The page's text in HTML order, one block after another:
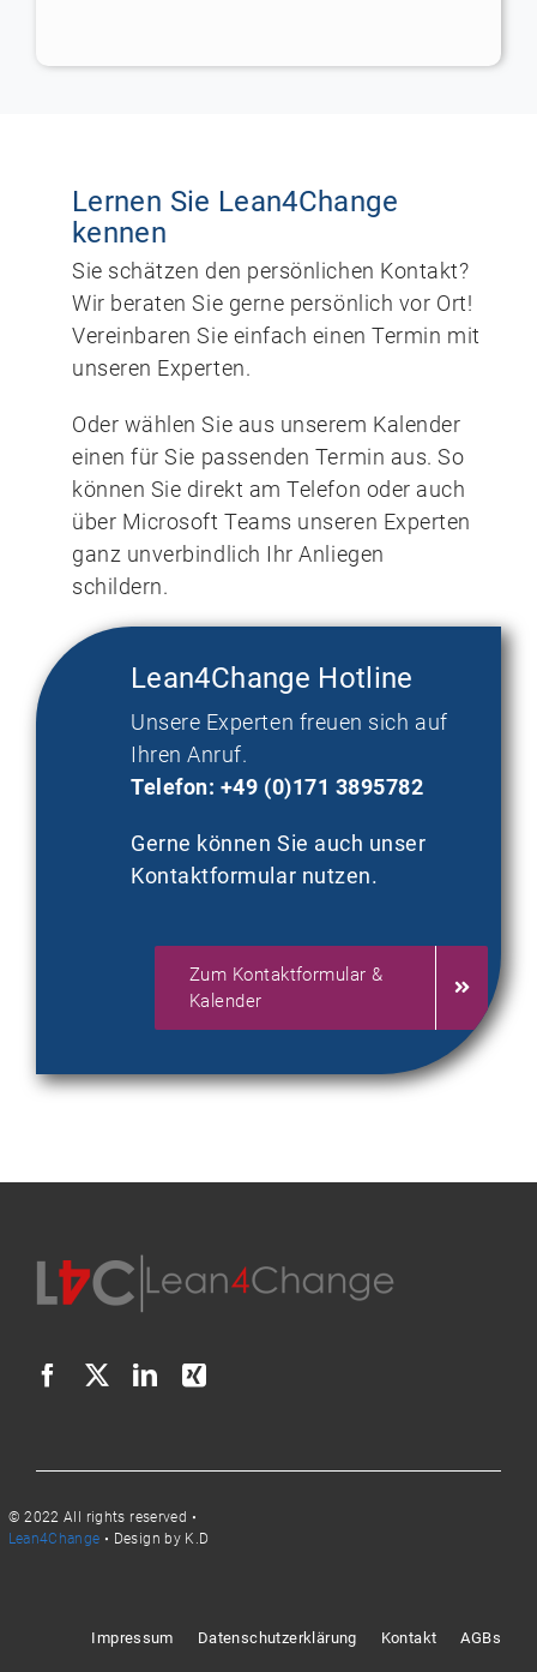
Lernen Sie Lean4Change
kennen
Sie schätzen den persönlichen Kontakt?
Wir beraten Sie gerne persönlich vor Ort!
Vereinbaren Sie einfach einen Termin mit
unseren Experten.
Oder wählen Sie aus unserem Kalender
einen für Sie passenden Termin aus. So
können Sie direkt am Telefon oder auch
über Microsoft Teams unseren Experten
ganz unverbindlich Ihr Anliegen
schildern.
Lean4Change Hotline
Unsere Experten freuen sich auf
Ihren Anruf.
Telefon: +49 (0)171 3895782
Gerne können Sie auch unser
Kontaktformular nutzen.
Zum Kontaktformular &
Kalender
© 2022 All rights reserved •
Lean4Change • Design by K.D
Impressum Datenschutzerklärung Kontakt AGBs